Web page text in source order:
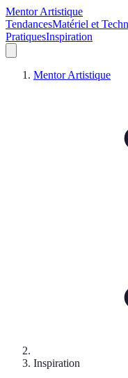
Mentor Artistique
TendancesMatériel et
PratiquesInspiration
Mentor Artistique
Inspiration